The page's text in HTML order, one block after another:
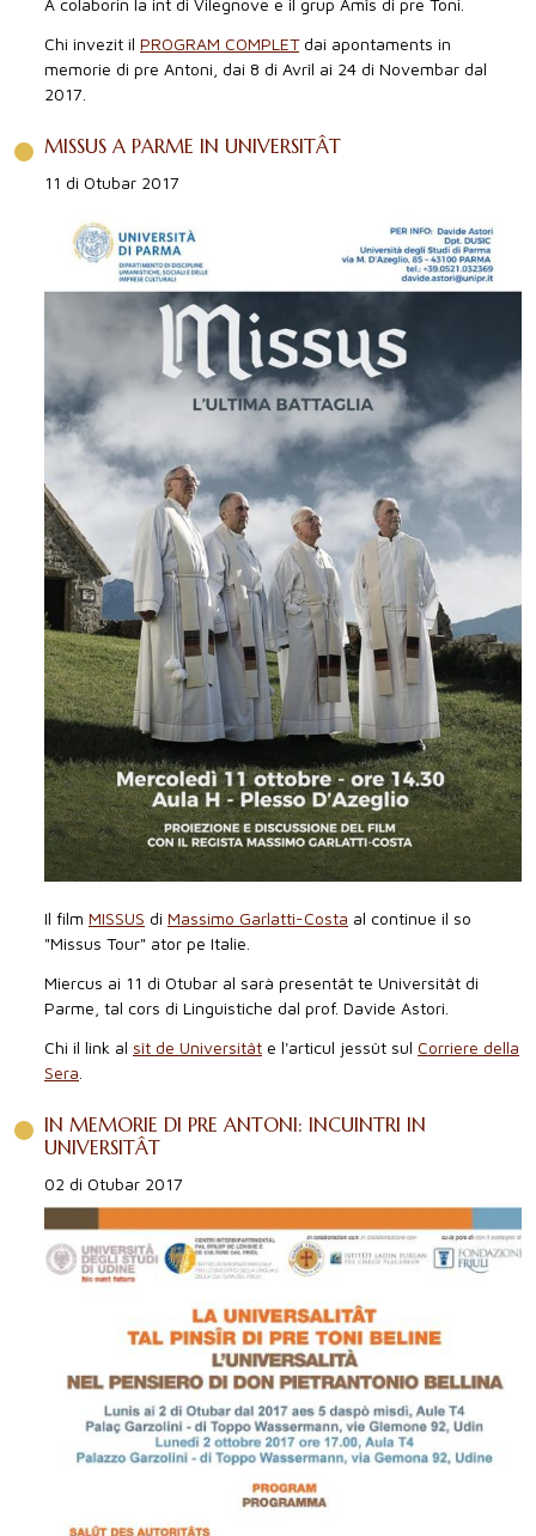
Chi invezit il PROGRAM COMPLETdai apontaments in
memorie di pre Antoni, dai 8 di Avrîl ai 24 di Novembar dal
2017.
MISSUS A PARME IN UNIVERSITÂT
11 di Otubar 2017
Il film MISSUS di Massimo Garlatti-Costa al continue il so
"Missus Tour" ator pe Italie.
Miercus ai 11 di Otubar al sarà presentât te Universitât di
Parme, tal cors di Linguistiche dal prof. Davide Astori.
Chi il link al sît de Universitât e l'articul jessût sul Corriere della
Sera
IN MEMORIE DI PRE ANTONI: INCUINTRI IN
UNIVERSITÂT
02 di Otubar 2017